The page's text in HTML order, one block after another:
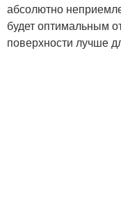
абсолютно
будет оптимальным
поверхности лучше